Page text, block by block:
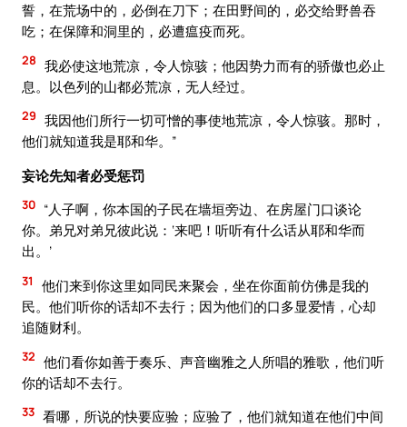
誓，在荒场中的，必倒在刀下；在田野间的，必交给野兽吞
吃；在保障和洞里的，必遭瘟疫而死。
28 我必使这地荒凉，令人惊骇；他因势力而有的骄傲也必止
息。以色列的山都必荒凉，无人经过。
29 我因他们所行一切可憎的事使地荒凉，令人惊骇。那时，
他们就知道我是耶和华。”
妄论先知者必受惩罚
30 “人子啊，你本国的子民在墙垣旁边、在房屋门口谈论
你。弟兄对弟兄彼此说：‘来吧！听听有什么话从耶和华而
出。’
31
他们来到你这里如同民来聚会，坐在你面前仿佛是我的
民。他们听你的话却不去行；因为他们的口多显爱情，心却
追随财利。
32 他们看你如善于奏乐、声音幽雅之人所唱的雅歌，他们听
你的话却不去行。
33 看哪，所说的快要应验；应验了，他们就知道在他们中间